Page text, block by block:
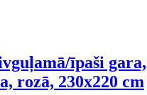
īpaši gara,
rozā, 230x220 cm